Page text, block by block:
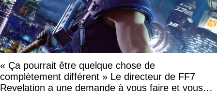
« Ça pourrait être quelque chose de
complètement différent » Le directeur de FF7
Revelation a une demande à vous faire et vous